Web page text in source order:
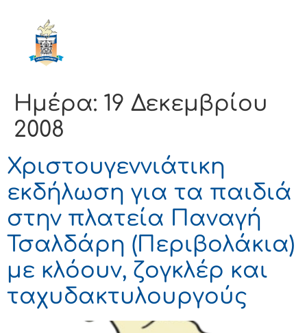
Ημέρα: 19 Δεκεμβρίου
2008
Χριστουγεννιάτικη
εκδήλωση για τα παιδιά
στην πλατεία Παναγή
Τσαλδάρη (Περιβολάκια)
με κλόουν, ζογκλέρ και
ταχυδακτυλουργούς